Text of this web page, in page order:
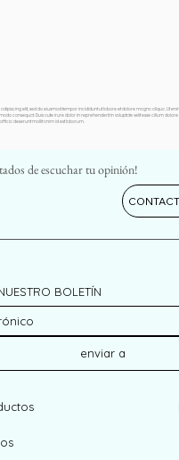
elit, sed do eiusmod tempor incididunt ut labore et dolore magna aliqua. Ut
consequat. Duis aute irure dolor in reprehenderit in voluptate velit esse cillum
deserunt mollit anim id est laborum.
de escuchar tu opinión!
BOLETÍN
enviar a